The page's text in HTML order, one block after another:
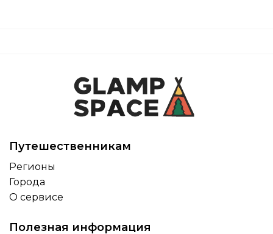
Путешественникам
Регионы
Города
О сервисе
Полезная информация